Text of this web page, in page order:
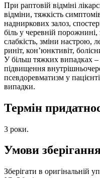
При раптовій відміні
відміни, тяжкість
надниркових залоз,
біль у черевній
слабкість, зміни настрою,
риніт, кон’юнктивіт,
У більш тяжких випадках –
підвищення
псевдоревматизм у
випадки.
Термін
3 роки.
Умови
Зберігати в оригінальній